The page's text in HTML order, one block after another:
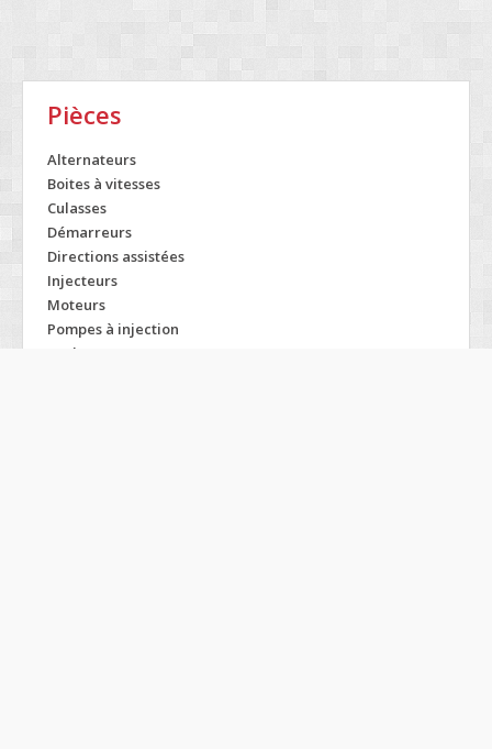
Pièces
Alternateurs
Boites à vitesses
Culasses
Démarreurs
Directions assistées
Injecteurs
Moteurs
Pompes à injection
Turbos